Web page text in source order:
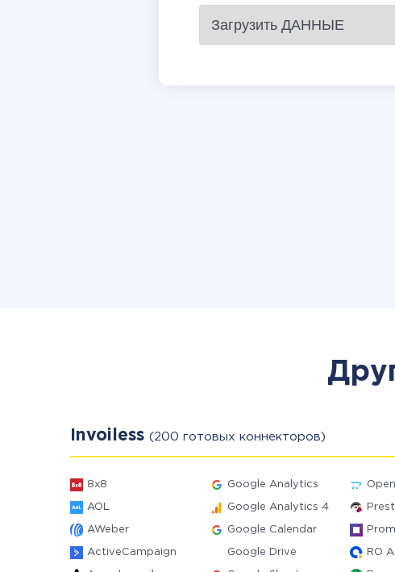
Invoiless (200 готовых коннекторов)
8x8 Google Analytics
AOL Google Analytics 4
AWeber Google Calendar Prom
ActiveCampaign Google Drive RO